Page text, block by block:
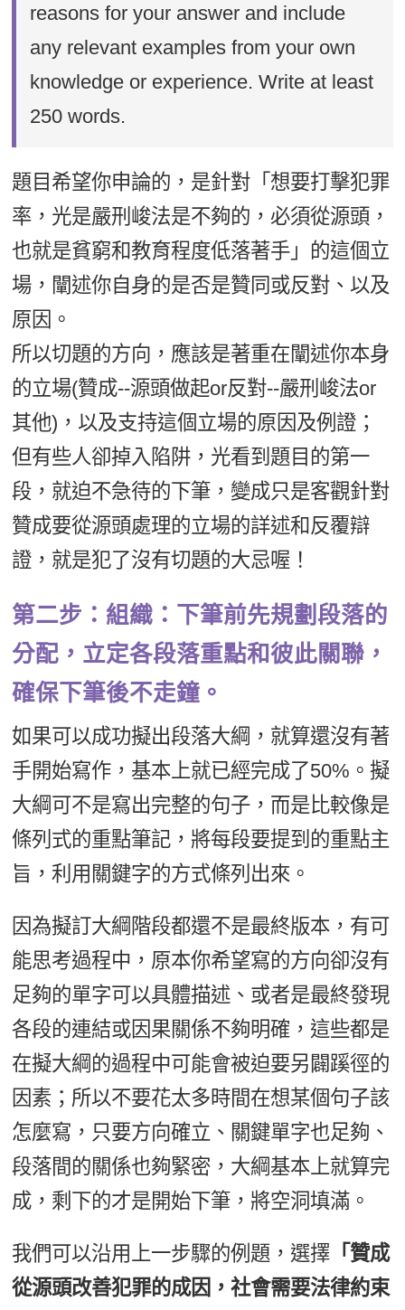
reasons for your answer and include
any relevant examples from your own
knowledge or experience. Write at least
250 words.
題目希望你申論的，是針對「想要打擊犯罪
率，光是嚴刑峻法是不夠的，必須從源頭，
也就是貧窮和教育程度低落著手」的這個立
場，闡述你自身的是否是贊同或反對、以及
原因。
所以切題的方向，應該是著重在闡述你本身
的立場(贊成--源頭做起or反對--嚴刑峻法or
其他)，以及支持這個立場的原因及例證；
但有些人卻掉入陷阱，光看到題目的第一
段，就迫不急待的下筆，變成只是客觀針對
贊成要從源頭處理的立場的詳述和反覆辯
證，就是犯了沒有切題的大忌喔！
第二步：組織：下筆前先規劃段落的
分配，立定各段落重點和彼此關聯，
確保下筆後不走鐘。
如果可以成功擬出段落大綱，就算還沒有著
手開始寫作，基本上就已經完成了50%。擬
大綱可不是寫出完整的句子，而是比較像是
條列式的重點筆記，將每段要提到的重點主
旨，利用關鍵字的方式條列出來。
因為擬訂大綱階段都還不是最終版本，有可
能思考過程中，原本你希望寫的方向卻沒有
足夠的單字可以具體描述、或者是最終發現
各段的連結或因果關係不夠明確，這些都是
在擬大綱的過程中可能會被迫要另闢蹊徑的
因素；所以不要花太多時間在想某個句子該
怎麼寫，只要方向確立、關鍵單字也足夠、
段落間的關係也夠緊密，大綱基本上就算完
成，剩下的才是開始下筆，將空洞填滿。
我們可以沿用上一步驟的例題，選擇 「贊成
從源頭改善犯罪的成因，社會需要法律約束